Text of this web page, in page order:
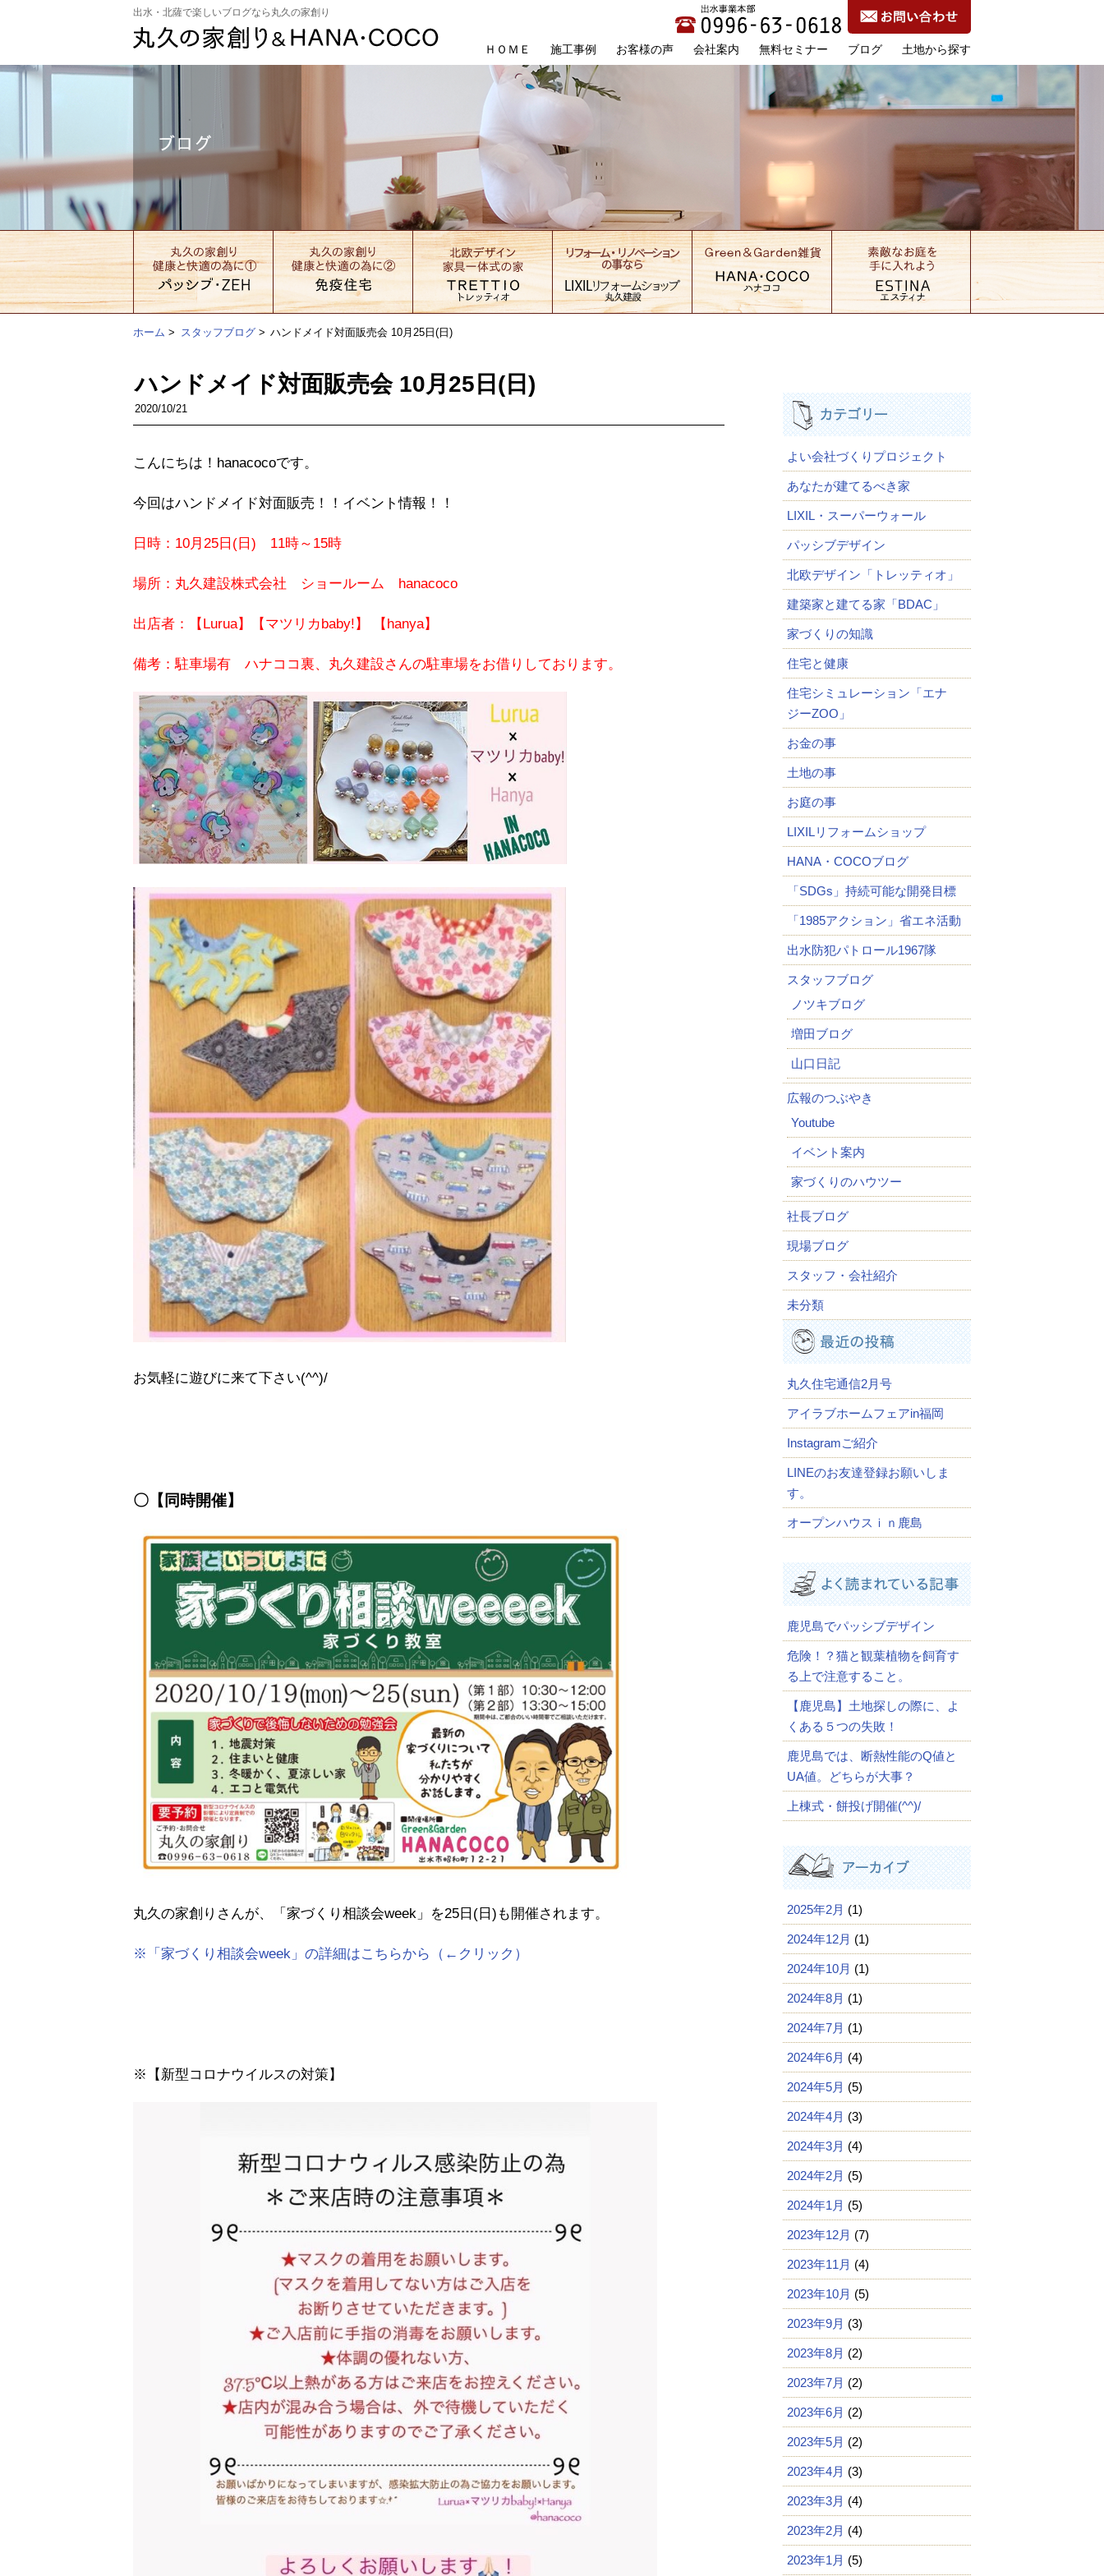
出水・北薩で楽しいブログなら丸久の家創り
ＨＯＭＥ 施工事例 お客様の声 会社案内 無料セミナー ブログ 土地から探す
ホーム > スタッフブログ> ハンドメイド対面販売会 10月25日(日)
ハンドメイド対面販売会 10月25日(日)
2020/10/21
こんにちは！hanacocoです。
今回はハンドメイド対面販売！！イベント情報！！
日時：10月25日(日) 11時～15時
場所：丸久建設株式会社 ショールーム hanacoco
出店者：【Lurua】【マツリカbaby!】 【hanya】
備考：駐車場有 ハナココ裏、丸久建設さんの駐車場をお借りしております。
お気軽に遊びに来て下さい(^^)/
〇【同時開催】
丸久の家創りさんが、「家づくり相談会week」を25日(日)も開催されます。
※「家づくり相談会week」の詳細はこちらから（←クリック）
※【新型コロナウイルスの対策】
よい会社づくりプロジェクト
あなたが建てるべき家
LIXIL・スーパーウォール
パッシブデザイン
北欧デザイン「トレッティオ」
建築家と建てる家「BDAC」
家づくりの知識
住宅と健康
住宅シミュレーション「エナ
ジーZOO」
お金の事
土地の事
お庭の事
LIXILリフォームショップ
HANA・COCOブログ
「SDGs」持続可能な開発目標
「1985アクション」省エネ活動
出水防犯パトロール1967隊
スタッフブログ
ノツキブログ
増田ブログ
山口日記
広報のつぶやき
Youtube
イベント案内
家づくりのハウツー
社長ブログ
現場ブログ
スタッフ・会社紹介
未分類
丸久住宅通信2月号
アイラブホームフェアin福岡
Instagramご紹介
LINEのお友達登録お願いしま
す。
オープンハウスｉｎ鹿島
鹿児島でパッシブデザイン
危険！？猫と観葉植物を飼育す
る上で注意すること。
【鹿児島】土地探しの際に、よ
くある５つの失敗！
鹿児島では、断熱性能のQ値と
UA値。どちらが大事？
上棟式・餅投げ開催(^^)/
2025年2月 (1)
2024年12月 (1)
2024年10月 (1)
2024年8月 (1)
2024年7月 (1)
2024年6月 (4)
2024年5月 (5)
2024年4月 (3)
2024年3月 (4)
2024年2月 (5)
2024年1月 (5)
2023年12月 (7)
2023年11月 (4)
2023年10月 (5)
2023年9月 (3)
2023年8月 (2)
2023年7月 (2)
2023年6月 (2)
2023年5月 (2)
2023年4月 (3)
2023年3月 (4)
2023年2月 (4)
2023年1月 (5)